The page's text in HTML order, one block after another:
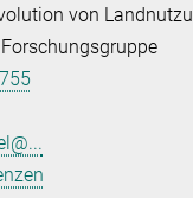
von
Forschungsgruppe